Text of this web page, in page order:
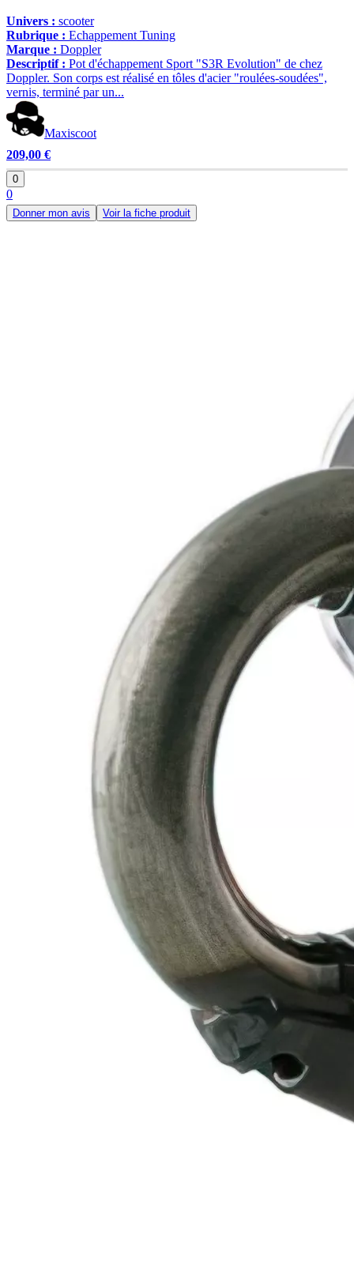
Univers : scooter
Rubrique : Echappement Tuning
Marque : Doppler
Descriptif : Pot d'échappement Sport "S3R Evolution" de chez
Doppler. Son corps est réalisé en tôles d'acier "roulées-soudées",
vernis, terminé par un...
Maxiscoot
209,00 €
0
0
Donner mon avis Voir la fiche produit